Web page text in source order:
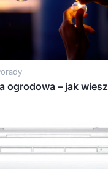
ogrodowa – jak